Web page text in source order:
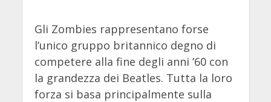
Gli Zombies rappresentano forse
l’unico gruppo britannico degno di
competere alla fine degli anni ’60 con
la grandezza dei Beatles. Tutta la loro
forza si basa principalmente sulla